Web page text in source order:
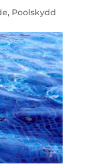
, Poolskydd